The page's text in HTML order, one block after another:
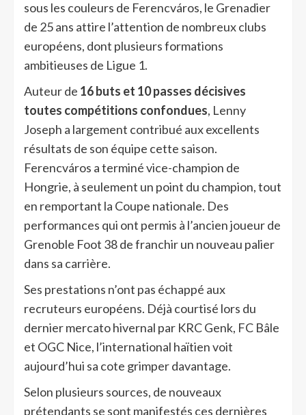
sous les couleurs de Ferencváros, le Grenadier
de 25 ans attire l’attention de nombreux clubs
européens, dont plusieurs formations
ambitieuses de Ligue 1.
Auteur de 16 buts et 10 passes décisives
toutes compétitions confondues, Lenny
Joseph a largement contribué aux excellents
résultats de son équipe cette saison.
Ferencváros a terminé vice-champion de
Hongrie, à seulement un point du champion, tout
en remportant la Coupe nationale. Des
performances qui ont permis à l’ancien joueur de
Grenoble Foot 38 de franchir un nouveau palier
dans sa carrière.
Ses prestations n’ont pas échappé aux
recruteurs européens. Déjà courtisé lors du
dernier mercato hivernal par KRC Genk, FC Bâle
et OGC Nice, l’international haïtien voit
aujourd’hui sa cote grimper davantage.
Selon plusieurs sources, de nouveaux
prétendants se sont manifestés ces dernières